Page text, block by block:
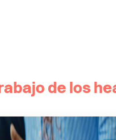
de los